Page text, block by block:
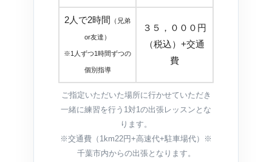
2人で2時間 （兄弟
or友達）
※1人ずつ1時間ずつの
個別指導
３５，０００円
（税込）+交通
費
ご指定いただいた場所に行かせていただき
一緒に練習を行う1対1の出張レッスンとな
ります。
※交通費（1km22円+高速代+駐車場代）※
千葉市内からの出張となります。